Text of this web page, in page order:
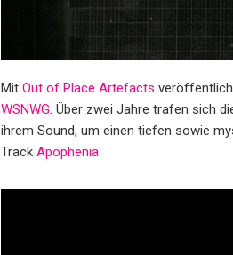
Mit Out of Place Artefacts
WSNWG. Über zwei Jahre trafen sich
ihrem Sound, um einen tiefen sowie
Track Apophenia.